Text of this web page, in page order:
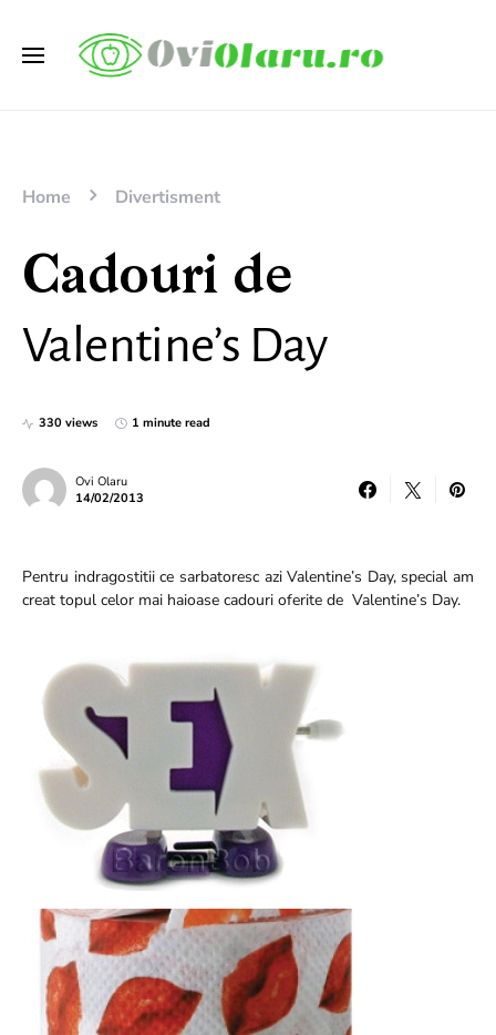
Home Divertisment
Cadouri de
Valentine’s Day
330 views 1 minute read
Ovi Olaru
14/02/2013
Pentru indragostitii ce sarbatoresc azi Valentine’s Day, special am
creat topul celor mai haioase cadouri oferite de Valentine’s Day.